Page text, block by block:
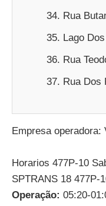
Rua
Lago
Rua
Rua Dos
Empresa operadora:
Horarios 477P-10
SPTRANS 18 477P-
Operação: 05:20-